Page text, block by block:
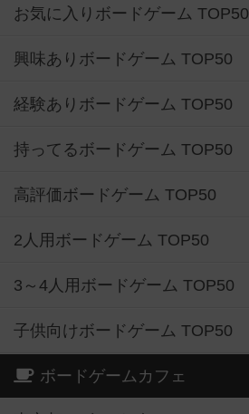
お気に入りボードゲーム TOP50
興味ありボードゲーム TOP50
経験ありボードゲーム TOP50
持ってるボードゲーム TOP50
高評価ボードゲーム TOP50
2人用ボードゲーム TOP50
3～4人用ボードゲーム TOP50
子供向けボードゲーム TOP50
ボードゲームカフェ